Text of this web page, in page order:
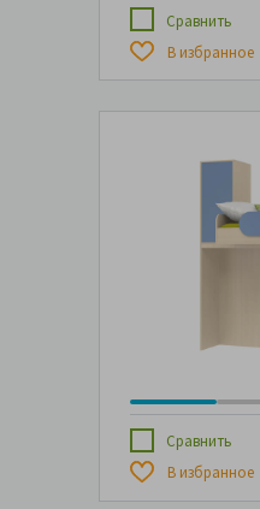
Сравнить
В избранное
Сравнить
В избранное